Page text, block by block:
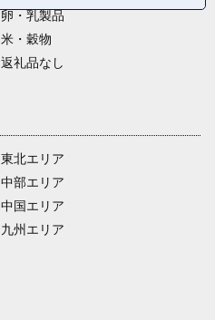
卵・乳製品
米・穀物
返礼品なし
東北エリア
中部エリア
中国エリア
九州エリア